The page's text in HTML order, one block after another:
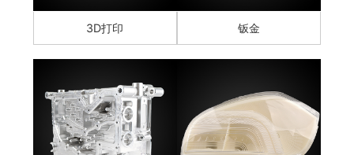
3D打印 钣金